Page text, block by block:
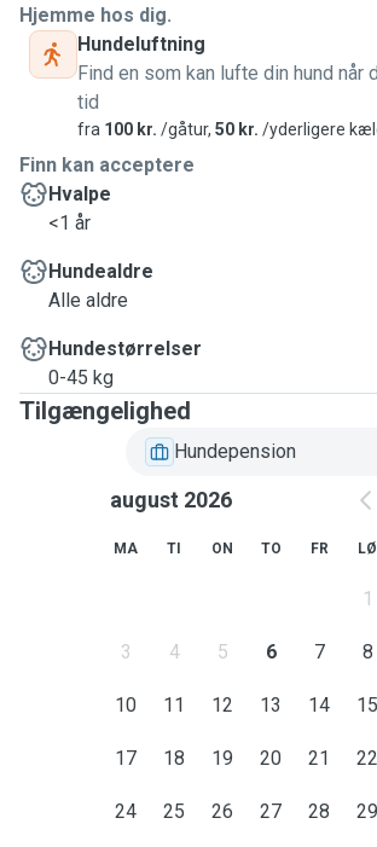
Hjemme hos dig.
Hundeluftning
Find en som kan lufte din hund når
tid
fra 100 kr. /gåtur, 50 kr. /yderligere
Finn kan acceptere
Hvalpe
<1 år
Hundealdre
Alle aldre
Hundestørrelser
0-45 kg
Tilgængelighed
Hundepension
august 2026
MA TI ON TO FR LØ
1
3 4 5 6 7 8
10 11 12 13 14 15
17 18 19 20 21 22
24 25 26 27 28 29